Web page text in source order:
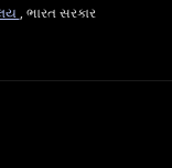
, ભારત સરકાર